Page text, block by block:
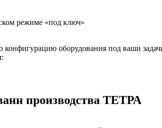
режиме «под ключ»
оборудования под ваши
производства ТЕТРА